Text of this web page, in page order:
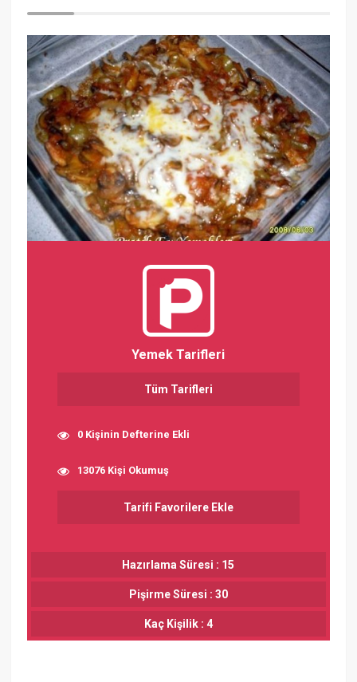
Yemek Tarifleri
Tüm Tarifleri
0 Kişinin Defterine Ekli
13076 Kişi Okumuş
Tarifi Favorilere Ekle
Hazırlama Süresi : 15
Pişirme Süresi : 30
Kaç Kişilik : 4